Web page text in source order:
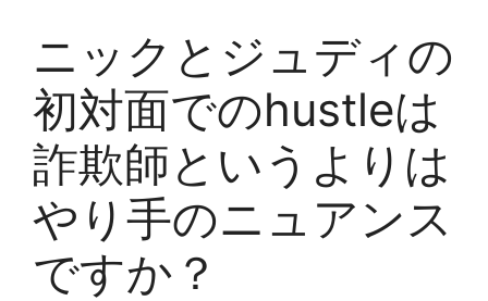
ニックとジュディの
初対面でのhustleは
詐欺師というよりは
やり手のニュアンス
ですか？